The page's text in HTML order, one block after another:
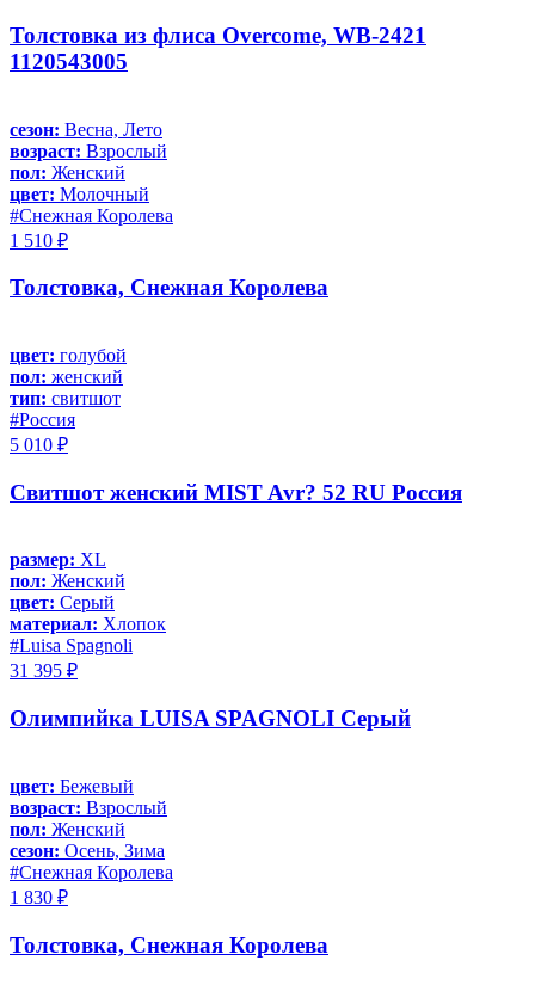
Толстовка из флиса Overcome, WB-2421
1120543005
сезон: Весна, Лето
возраст: Взрослый
пол: Женский
цвет: Молочный
#Снежная Королева
1 510 ₽
Толстовка, Снежная Королева
цвет: голубой
пол: женский
тип: свитшот
#Россия
5 010 ₽
Свитшот женский MIST Avr? 52 RU Россия
размер: XL
пол: Женский
цвет: Серый
материал: Хлопок
#Luisa Spagnoli
31 395 ₽
Олимпийка LUISA SPAGNOLI Серый
цвет: Бежевый
возраст: Взрослый
пол: Женский
сезон: Осень, Зима
#Снежная Королева
1 830 ₽
Толстовка, Снежная Королева